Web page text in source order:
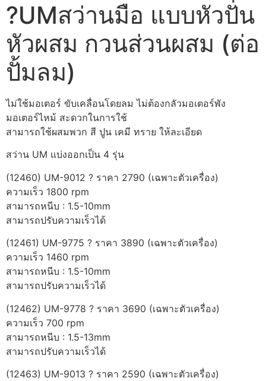
?UMสว่านมือ แบบหัวปั่น
หัวผสม กวนส่วนผสม (ต่อ
ปั้มลม)
ไม่ใช้มอเตอร์ ขับเคลื่อนโดยลม ไม่ต้องกลัวมอเตอร์พัง
มอเตอร์ไหม้ สะดวกในการใช้
สามารถใช้ผสมพวก สี ปูน เคมี ทราย ให้ละเอียด
สว่าน UM แบ่งออกเป็น 4 รุ่น
(12460) UM-9012 ? ราคา 2790 (เฉพาะตัวเครื่อง)
ความเร็ว 1800 rpm
สามารถหนีบ : 1.5-10mm
สามารถปรับความเร็วได้
(12461) UM-9775 ? ราคา 3890 (เฉพาะตัวเครื่อง)
ความเร็ว 1460 rpm
สามารถหนีบ : 1.5-10mm
สามารถปรับความเร็วได้
(12462) UM-9778 ? ราคา 3690 (เฉพาะตัวเครื่อง)
ความเร็ว 700 rpm
สามารถหนีบ : 1.5-13mm
สามารถปรับความเร็วได้
(12463) UM-9013 ? ราคา 2590 (เฉพาะตัวเครื่อง)